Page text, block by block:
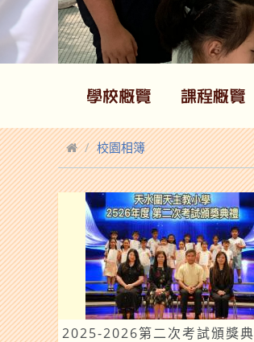
校園相簿
2025-2026第二次考試頒獎典